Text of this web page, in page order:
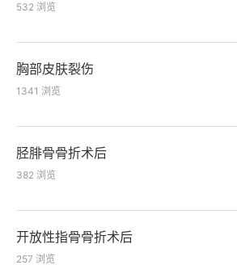
532 浏览
胸部皮肤裂伤
1341 浏览
胫腓骨骨折术后
382 浏览
开放性指骨骨折术后
257 浏览